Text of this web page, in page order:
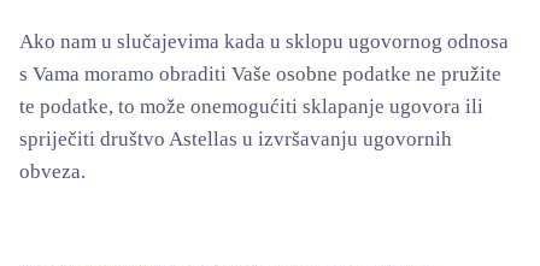
Ako nam u slučajevima kada u sklopu ugovornog odnosa
s Vama moramo obraditi Vaše osobne podatke ne pružite
te podatke, to može onemogućiti sklapanje ugovora ili
spriječiti društvo Astellas u izvršavanju ugovornih
obveza.